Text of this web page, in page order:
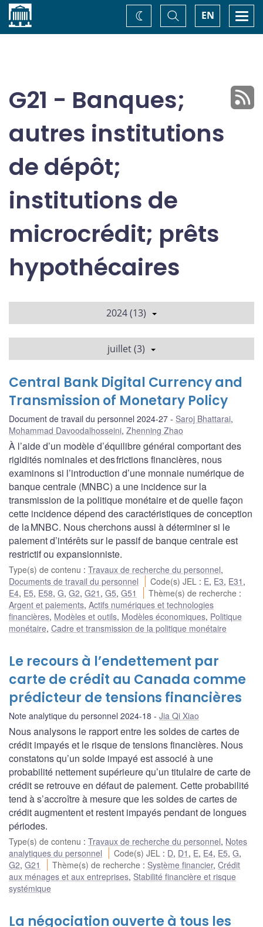
Accueil EN
Basculer
la
recherche
Changez
de
G21 - Banques;
autres institutions
de dépôt;
institutions de
microcrédit; prêts
hypothécaires
2024 (13)
juillet (3)
Central Bank Digital Currency and
Transmission of Monetary Policy
Document de travail du personnel 2024-27 Saroj Bhattarai,
Mohammad Davoodalhosseini, Zhenning Zhao
À l’aide d’un modèle d’équilibre général comportant des
rigidités nominales et des frictions financières, nous
examinons si l’introduction d’une monnaie numérique de
banque centrale (MNBC) a une incidence sur la
transmission de la politique monétaire et de quelle façon
cette incidence dépend des caractéristiques de conception
de la MNBC. Nous cherchons aussi à déterminer si le
paiement d’intérêts sur le passif de banque centrale est
restrictif ou expansionniste.
Type(s) de contenu : Travaux de recherche du personnel,
Documents de travail du personnel
Code(s) JEL : E, E3, E31 ,
E4, E5, E58, G, G2, G21 , G5, G51 Thème(s) de recherche :
Argent et paiements, Actifs numériques et technologies
financières, Modèles et outils, Modèles économiques, Politique
monétaire, Cadre et transmission de la politique monétaire
Le recours à l’endettement par
carte de crédit au Canada comme
prédicteur de tensions financières
Note analytique du personnel 2024-18 Jia Qi Xiao
Nous analysons le rapport entre les soldes de cartes de
crédit impayés et le risque de tensions financières. Nous
constatons qu’un solde impayé est associé à une
probabilité nettement supérieure qu’un titulaire de carte de
crédit se retrouve en défaut de paiement. Cette probabilité
tend à s’accroître à mesure que les soldes de cartes de
crédit augmentent et restent impayés pendant de longues
périodes.
Type(s) de contenu : Travaux de recherche du personnel, Notes
analytiques du personnel
Code(s) JEL : D, D1 , E, E4, E5,G,
G2, G21 Thème(s) de recherche : Système financier,Crédit
aux ménages et aux entreprises, Stabilité financière et risque
systémique
La négociation ouverte à tous les